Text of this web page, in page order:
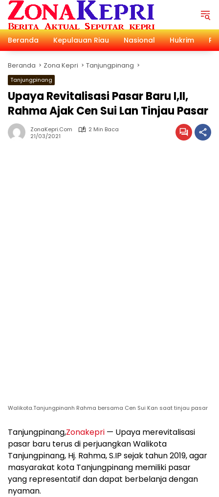
Langsung
konten
Beranda
Kepulauan Riau Nasional Hukrim
Beranda Zona Kepri Tanjungpinang
Tanjungpinang
Upaya Revitalisasi Pasar Baru I,II,
Rahma Ajak Cen Sui Lan Tinjau Pasar
ZonaKepri.com
2 Min Baca
21/03/2021
Walikota.Tanjungpinanh Rahma bersama Cen Sui Kan saat tinjau pasar
Tanjungpinang,Zonakepri — Upaya merevitalisasi
pasar baru terus di perjuangkan Walikota
Tanjungpinang, Hj. Rahma, S.IP sejak tahun 2019, agar
masyarakat kota Tanjungpinang memiliki pasar
yang representatif dan dapat berbelanja dengan
nyaman.